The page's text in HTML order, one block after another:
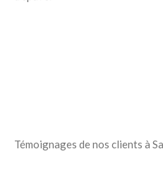
Témoignages de nos clients à